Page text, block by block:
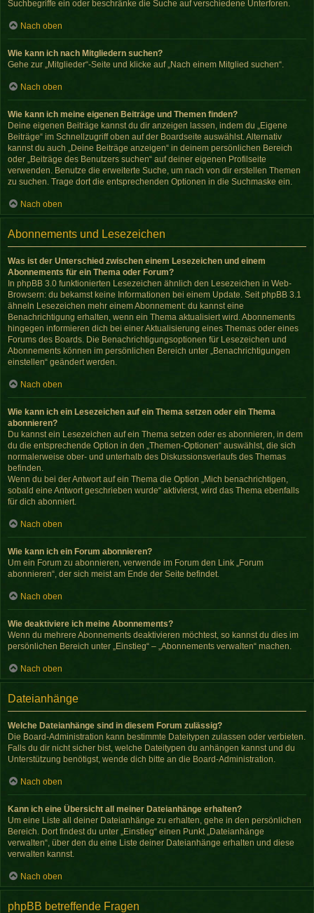
Suchbegriffe ein oder beschränke die Suche auf verschiedene Unterforen.
Nach oben
Wie kann ich nach Mitgliedern suchen?
Gehe zur „Mitglieder“-Seite und klicke auf „Nach einem Mitglied suchen“.
Nach oben
Wie kann ich meine eigenen Beiträge und Themen finden?
Deine eigenen Beiträge kannst du dir anzeigen lassen, indem du „Eigene
Beiträge“ im Schnellzugriff oben auf der Boardseite auswählst. Alternativ
kannst du auch „Deine Beiträge anzeigen“ in deinem persönlichen Bereich
oder „Beiträge des Benutzers suchen“ auf deiner eigenen Profilseite
verwenden. Benutze die erweiterte Suche, um nach von dir erstellen Themen
zu suchen. Trage dort die entsprechenden Optionen in die Suchmaske ein.
Nach oben
Abonnements und Lesezeichen
Was ist der Unterschied zwischen einem Lesezeichen und einem
Abonnements für ein Thema oder Forum?
In phpBB 3.0 funktionierten Lesezeichen ähnlich den Lesezeichen in Web-
Browsern: du bekamst keine Informationen bei einem Update. Seit phpBB 3.1
ähneln Lesezeichen mehr einem Abonnement: du kannst eine
Benachrichtigung erhalten, wenn ein Thema aktualisiert wird. Abonnements
hingegen informieren dich bei einer Aktualisierung eines Themas oder eines
Forums des Boards. Die Benachrichtigungsoptionen für Lesezeichen und
Abonnements können im persönlichen Bereich unter „Benachrichtigungen
einstellen“ geändert werden.
Nach oben
Wie kann ich ein Lesezeichen auf ein Thema setzen oder ein Thema
abonnieren?
Du kannst ein Lesezeichen auf ein Thema setzen oder es abonnieren, in dem
du die entsprechende Option in den „Themen-Optionen“ auswählst, die sich
normalerweise ober- und unterhalb des Diskussionsverlaufs des Themas
befinden.
Wenn du bei der Antwort auf ein Thema die Option „Mich benachrichtigen,
sobald eine Antwort geschrieben wurde“ aktivierst, wird das Thema ebenfalls
für dich abonniert.
Nach oben
Wie kann ich ein Forum abonnieren?
Um ein Forum zu abonnieren, verwende im Forum den Link „Forum
abonnieren“, der sich meist am Ende der Seite befindet.
Nach oben
Wie deaktiviere ich meine Abonnements?
Wenn du mehrere Abonnements deaktivieren möchtest, so kannst du dies im
persönlichen Bereich unter „Einstieg“ – „Abonnements verwalten“ machen.
Nach oben
Dateianhänge
Welche Dateianhänge sind in diesem Forum zulässig?
Die Board-Administration kann bestimmte Dateitypen zulassen oder verbieten.
Falls du dir nicht sicher bist, welche Dateitypen du anhängen kannst und du
Unterstützung benötigst, wende dich bitte an die Board-Administration.
Nach oben
Kann ich eine Übersicht all meiner Dateianhänge erhalten?
Um eine Liste all deiner Dateianhänge zu erhalten, gehe in den persönlichen
Bereich. Dort findest du unter „Einstieg“ einen Punkt „Dateianhänge
verwalten“, über den du eine Liste deiner Dateianhänge erhalten und diese
verwalten kannst.
Nach oben
phpBB betreffende Fragen